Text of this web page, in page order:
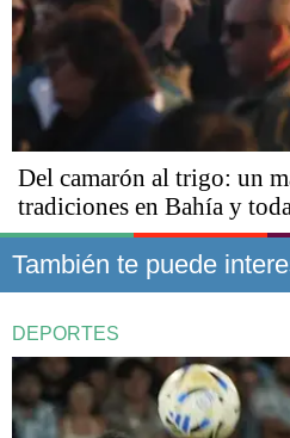
Del camarón al trigo: un
tradiciones en Bahía y
También te puede
DEPORTES